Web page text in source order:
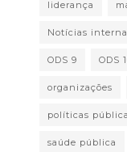
liderança
Notícias
ODS 9 ODS
organizações
políticas
saúde pública